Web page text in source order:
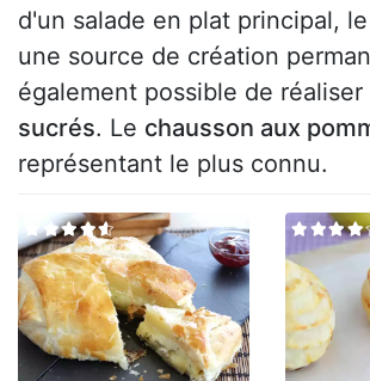
d'un salade en plat principal,
une source de création
également possible de réaliser
sucrés. Le chausson aux
représentant le plus connu.